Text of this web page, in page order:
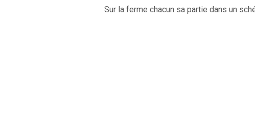
Sur la ferme chacun sa partie dans un